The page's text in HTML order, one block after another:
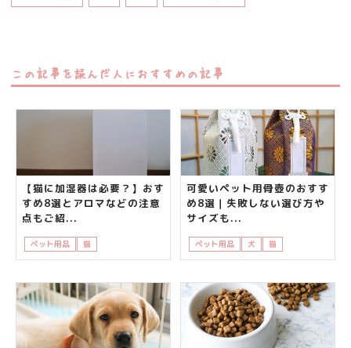
この記事を読んだ人におすすめの記事
【猫に加湿器は必要？】おす
すめ8選とアロマなどの注意
点もご紹...
ペット用品 猫
可愛いペット用骨壺のおすす
め8選｜失敗しない選び方や
サイズも...
ペット用品 犬 猫